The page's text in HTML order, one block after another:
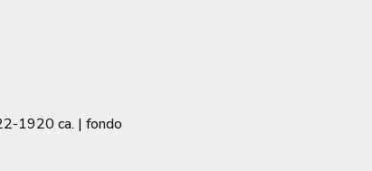
1920 ca. | fondo